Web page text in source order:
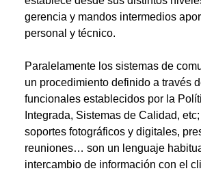
gerencia y mandos intermedios
personal y técnico.
Paralelamente los sistemas de
un procedimiento definido a través
funcionales establecidos por la
Integrada, Sistemas de Calidad,
soportes fotográficos y digitales,
reuniones… son un lenguaje
intercambio de información con el